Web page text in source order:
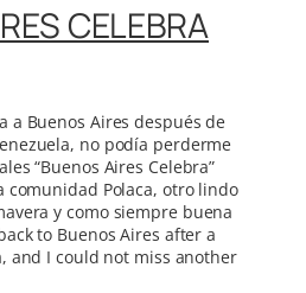
CELEBRA
a Buenos Aires después de
no podía perderme
“Buenos Aires Celebra”
comunidad Polaca, otro lindo
y como siempre buena
to Buenos Aires after a
and I could not miss another